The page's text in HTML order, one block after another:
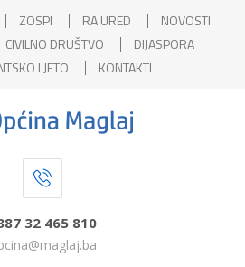
ZOSPI RA URED
NOVOSTI
CIVILNO DRUŠTVO
DIJASPORA
LJETO
KONTAKTI
32 465 810